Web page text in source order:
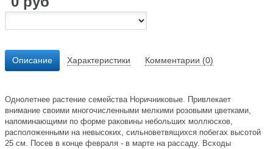
Описание Характеристики Комментарии (0)
Однолетнее растение семейства Норичниковые. Привлекает
внимание своими многочисленными мелкими розовыми цветками,
напоминающими по форме раковины небольших моллюсков,
расположенными на невысоких, сильноветвящихся побегах высотой
25 см. Посев в конце февраля - в марте на рассаду. Всходы